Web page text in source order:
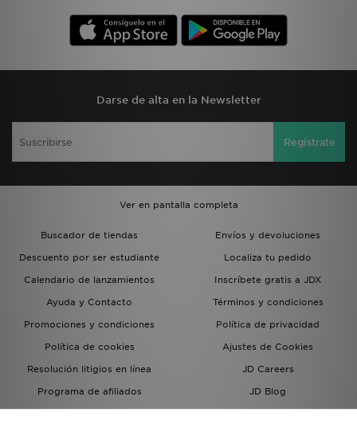
Darse de alta en la Newsletter
Regístrate
Ver en pantalla completa
Buscador de tiendas
Envíos y devoluciones
Descuento por ser estudiante
Localiza tu pedido
Calendario de lanzamientos
Inscríbete gratis a JDX
Ayuda y Contacto
Términos y condiciones
Promociones y condiciones
Política de privacidad
Política de cookies
Ajustes de Cookies
Resolución litigios en línea
JD Careers
Programa de afiliados
JD Blog